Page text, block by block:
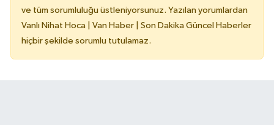
ve tüm sorumluluğu üstleniyorsunuz. Yazılan yorumlardan
Vanlı Nihat Hoca | Van Haber | Son Dakika Güncel Haberler
hiçbir şekilde sorumlu tutulamaz.